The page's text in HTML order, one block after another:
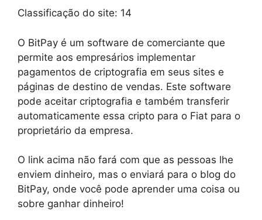
Classificação do site: 14
O BitPay é um software de comerciante que
permite aos empresários implementar
pagamentos de criptografia em seus sites e
páginas de destino de vendas. Este software
pode aceitar criptografia e também transferir
automaticamente essa cripto para o Fiat para o
proprietário da empresa.
O link acima não fará com que as pessoas lhe
enviem dinheiro, mas o enviará para o blog do
BitPay, onde você pode aprender uma coisa ou
sobre ganhar dinheiro!